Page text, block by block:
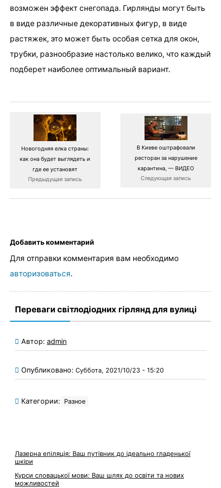
возможен эффект снегопада. Гирлянды могут быть
в виде различные декоративных фигур, в виде
растяжек, это может быть особая сетка для окон,
трубки, разнообразие настолько велико, что каждый
подберет наиболее оптимальный вариант.
Новогодняя елка страны:
как она будет выглядеть и
где ее установят
Предыдущая запись
В Киеве оштрафовали
ресторан за нарушение
карантина, — ВИДЕО
Следующая запись
Добавить комментарий
Для отправки комментария вам необходимо
авторизоваться.
Переваги світлодіодних гірлянд для вулиці
Автор: admin
Опубликовано: Суббота, 2021/10/23 - 15:20
Категории: Разное
Лазерна епіляція: Ваш путівник до ідеально гладенької
шкіри
Курси словацької мови: Ваш шлях до освіти та нових
можливостей